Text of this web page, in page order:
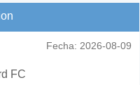
Fecha: 2026-08-09
FC